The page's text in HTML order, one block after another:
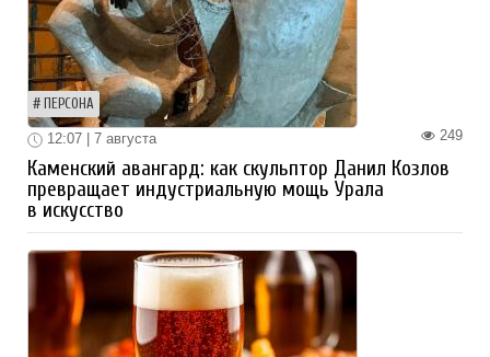
ПЕРСОНА
249
12:07 | 7 августа
Каменский авангард: как скульптор Данил Козлов
превращает индустриальную мощь Урала
в искусство